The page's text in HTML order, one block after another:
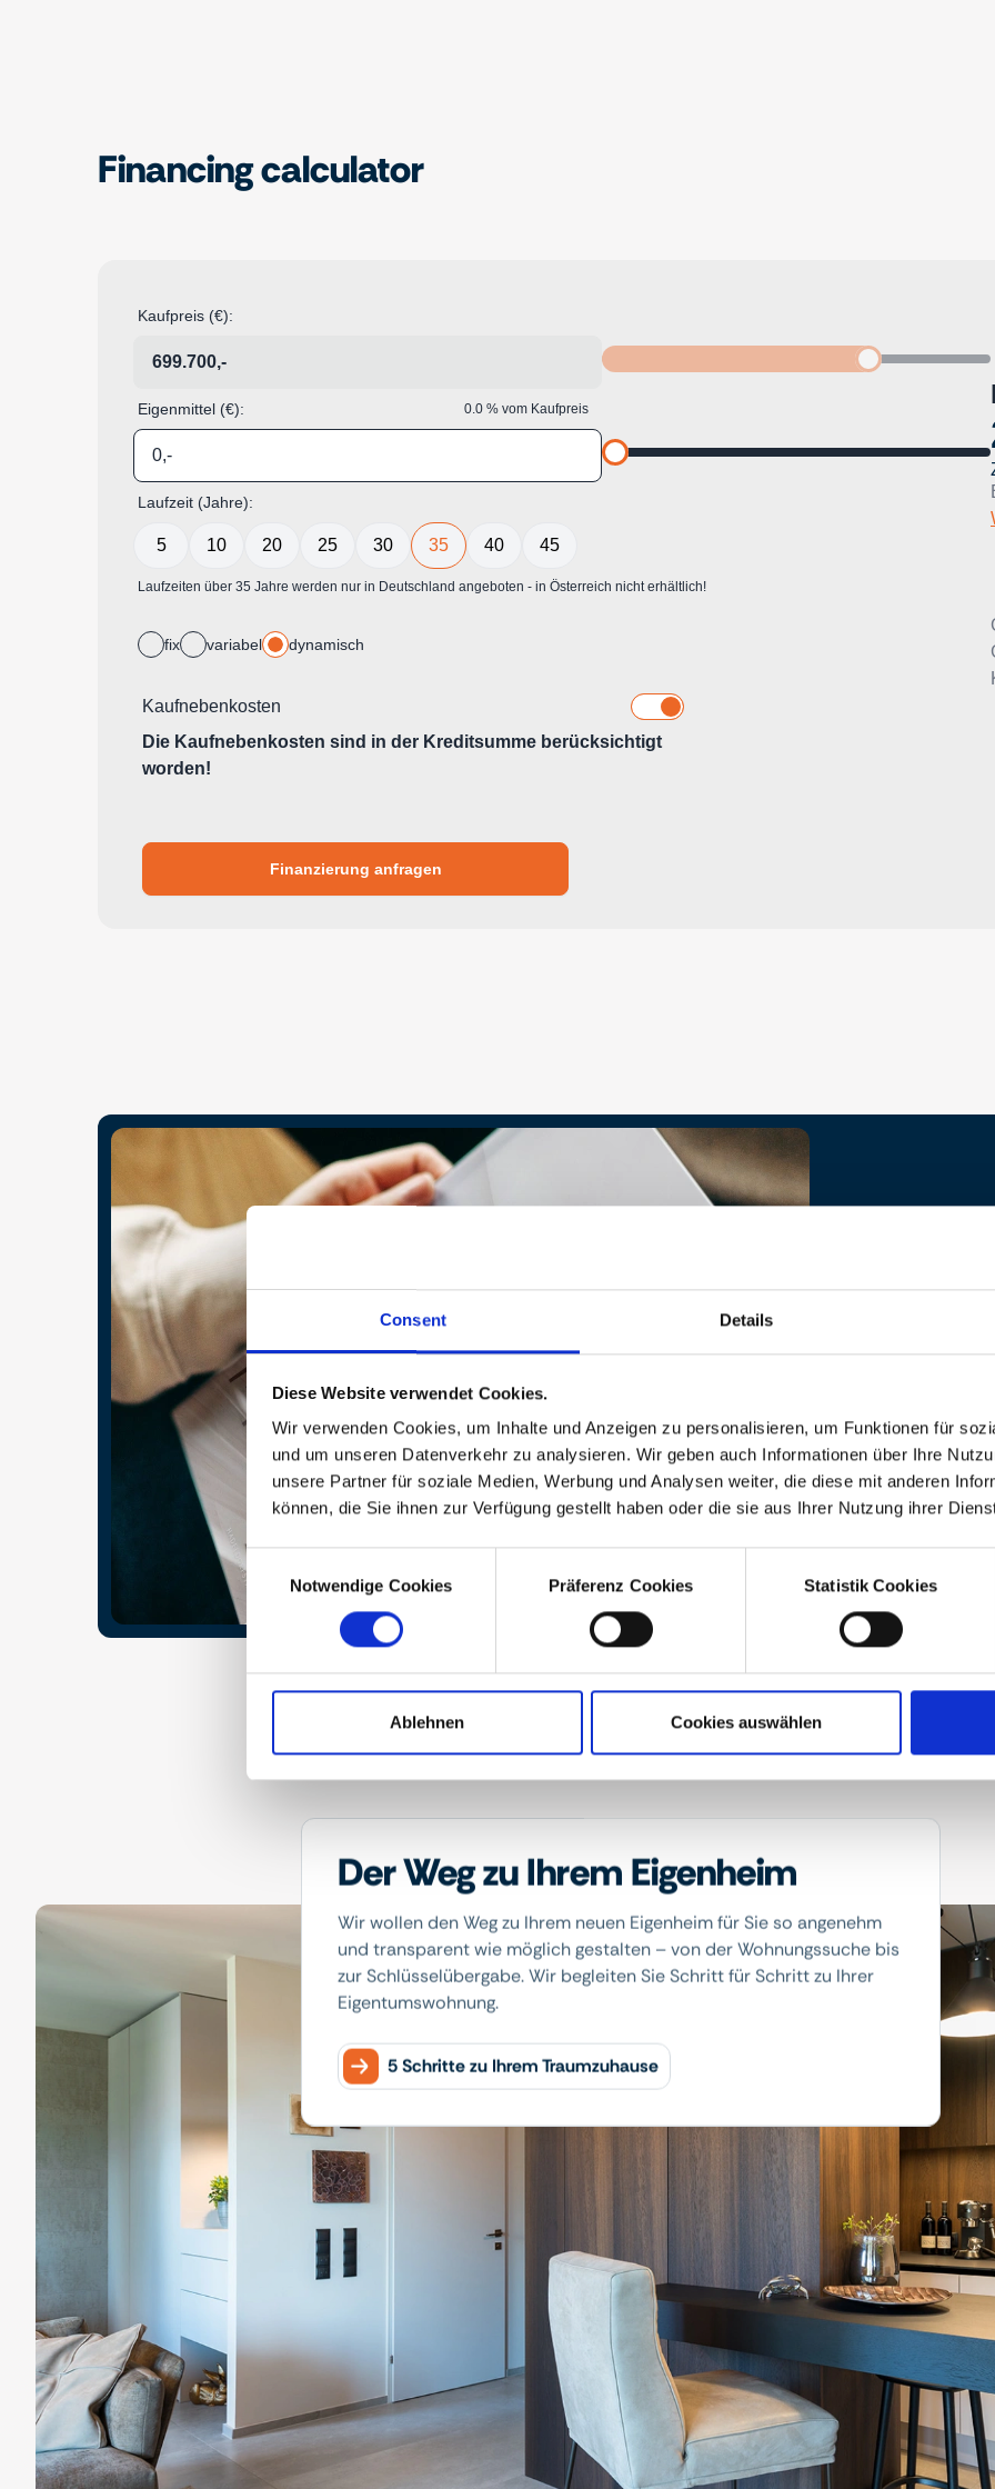
Consent Details
Diese Website verwendet Cookies.
Wir verwenden Cookies, um Inhalte und Anzeigen zu personalisieren, um Funktionen für
und um unseren Datenverkehr zu analysieren. Wir geben auch Informationen über Ihre
unsere Partner für soziale Medien, Werbung und Analysen weiter, die diese mit anderen
können, die Sie ihnen zur Verfügung gestellt haben oder die sie aus Ihrer Nutzung ihrer
Consent
SelectionNotwendige Cookies Präferenz Cookies Statistik Cookies
Ablehnen Cookies auswählen
Financing calculator
Finden Sie
gewünschten
diese
Broschüre
Bau- und
Der Weg zu Ihrem Eigenheim
Wir wollen den Weg zu Ihrem neuen Eigenheim für Sie so angenehm
und transparent wie möglich gestalten – von der Wohnungssuche bis
zur Schlüsselübergabe. Wir begleiten Sie Schritt für Schritt zu Ihrer
Eigentumswohnung.
5 Schritte zu Ihrem Traumzuhause